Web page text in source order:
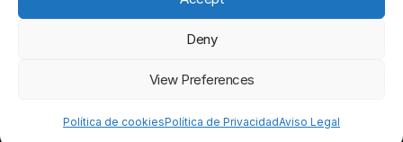
Deny
View Preferences
Política de cookiesPolítica de PrivacidadAviso Legal